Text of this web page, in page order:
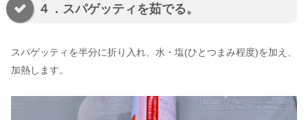
４．スパゲッティを茹でる。
スパゲッティを半分に折り入れ、水・塩(ひとつまみ程度)を加え、
加熱します。